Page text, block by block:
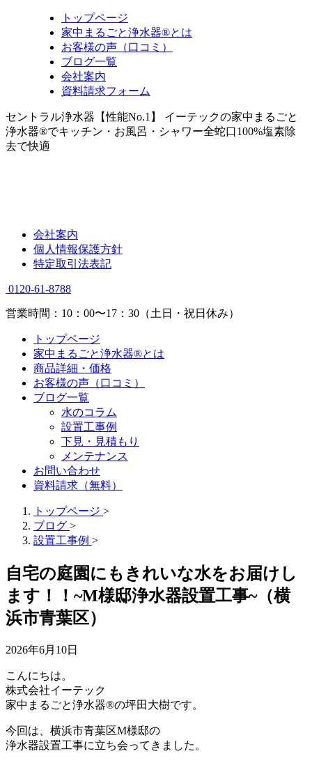
トップページ
家中まるごと浄水器®とは
お客様の声（口コミ）
ブログ一覧
会社案内
資料請求フォーム
セントラル浄水器【性能No.1】 イーテックの家中まるごと
浄水器®でキッチン・お風呂・シャワー全蛇口100%塩素除
去で快適
会社案内
個人情報保護方針
特定取引法表記
0120-61-8788
営業時間：10：00〜17：30（土日・祝日休み）
トップページ
家中まるごと浄水器®とは
商品詳細・価格
お客様の声（口コミ）
ブログ一覧
水のコラム
設置工事例
下見・見積もり
メンテナンス
お問い合わせ
資料請求（無料）
トップページ >
ブログ >
設置工事例 >
自宅の庭園にもきれいな水をお届けし
ます！！~M様邸浄水器設置工事~（横
浜市青葉区）
2026年6月10日
こんにちは。
株式会社イーテック
家中まるごと浄水器®の坪田大樹です。
今回は、横浜市青葉区M様邸の
浄水器設置工事に立ち会ってきました。